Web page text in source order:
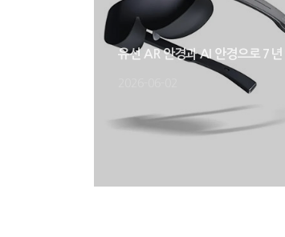
유선 AR 안경과 AI 안경으로 7